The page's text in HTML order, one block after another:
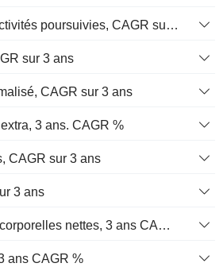
Bénéfices des activités poursuivies, CAGR sur 3 ans
sur 3 ans
CAGR sur 3 ans
3 ans. CAGR %
CAGR sur 3 ans
3 ans
Immobilisations corporelles nettes, 3 ans CAGR %
ans CAGR %